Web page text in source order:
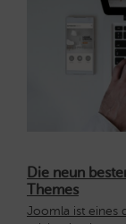
Die neun
Themes
Joomla ist eines